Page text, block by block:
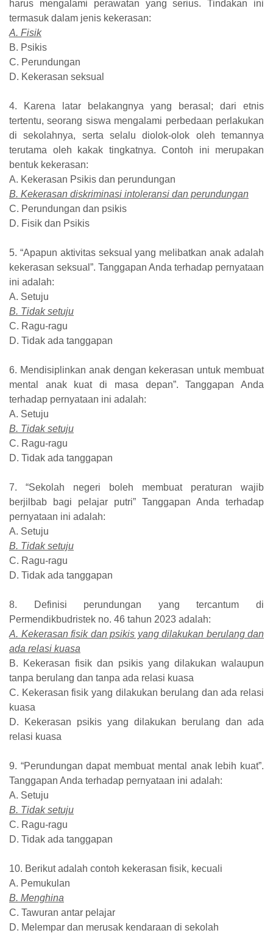
harus mengalami perawatan yang serius. Tindakan ini
termasuk dalam jenis kekerasan:
A. Fisik
B. Psikis
C. Perundungan
D. Kekerasan seksual
4. Karena latar belakangnya yang berasal; dari etnis
tertentu, seorang siswa mengalami perbedaan perlakukan
di sekolahnya, serta selalu diolok-olok oleh temannya
terutama oleh kakak tingkatnya. Contoh ini merupakan
bentuk kekerasan:
A. Kekerasan Psikis dan perundungan
B. Kekerasan diskriminasi intoleransi dan perundungan
C. Perundungan dan psikis
D. Fisik dan Psikis
5. “Apapun aktivitas seksual yang melibatkan anak adalah
kekerasan seksual”. Tanggapan Anda terhadap pernyataan
ini adalah:
A. Setuju
B. Tidak setuju
C. Ragu-ragu
D. Tidak ada tanggapan
6. Mendisiplinkan anak dengan kekerasan untuk membuat
mental anak kuat di masa depan”. Tanggapan Anda
terhadap pernyataan ini adalah:
A. Setuju
B. Tidak setuju
C. Ragu-ragu
D. Tidak ada tanggapan
7. “Sekolah negeri boleh membuat peraturan wajib
berjilbab bagi pelajar putri” Tanggapan Anda terhadap
pernyataan ini adalah:
A. Setuju
B. Tidak setuju
C. Ragu-ragu
D. Tidak ada tanggapan
8. Definisi perundungan yang tercantum di
Permendikbudristek no. 46 tahun 2023 adalah:
A. Kekerasan fisik dan psikis yang dilakukan berulang dan
ada relasi kuasa
B. Kekerasan fisik dan psikis yang dilakukan walaupun
tanpa berulang dan tanpa ada relasi kuasa
C. Kekerasan fisik yang dilakukan berulang dan ada relasi
kuasa
D. Kekerasan psikis yang dilakukan berulang dan ada
relasi kuasa
9. “Perundungan dapat membuat mental anak lebih kuat”.
Tanggapan Anda terhadap pernyataan ini adalah:
A. Setuju
B. Tidak setuju
C. Ragu-ragu
D. Tidak ada tanggapan
10. Berikut adalah contoh kekerasan fisik, kecuali
A. Pemukulan
B. Menghina
C. Tawuran antar pelajar
D. Melempar dan merusak kendaraan di sekolah